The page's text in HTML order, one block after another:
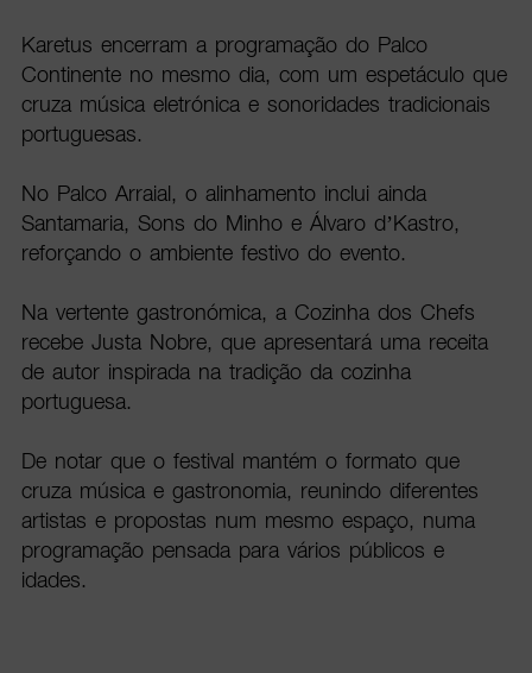
Karetus encerram a programação do Palco
Continente no mesmo dia, com um espetáculo que
cruza música eletrónica e sonoridades tradicionais
portuguesas.
No Palco Arraial, o alinhamento inclui ainda
Santamaria, Sons do Minho e Álvaro d’Kastro,
reforçando o ambiente festivo do evento.
Na vertente gastronómica, a Cozinha dos Chefs
recebe Justa Nobre, que apresentará uma receita
de autor inspirada na tradição da cozinha
portuguesa.
De notar que o festival mantém o formato que
cruza música e gastronomia, reunindo diferentes
artistas e propostas num mesmo espaço, numa
programação pensada para vários públicos e
idades.